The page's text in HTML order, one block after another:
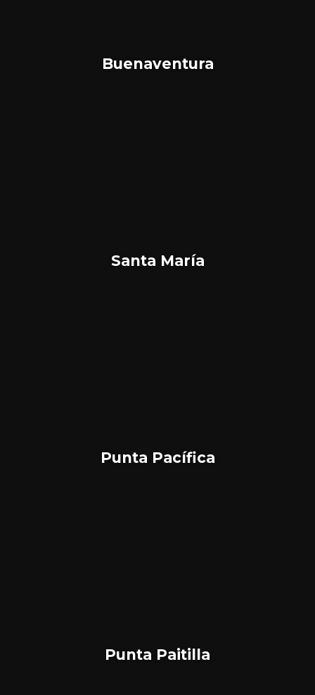
Buenaventura
Santa María
Punta Pacífica
Punta Paitilla